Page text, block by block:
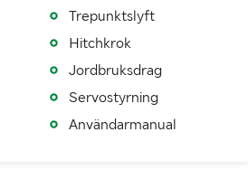
Trepunktslyft
Hitchkrok
Jordbruksdrag
Servostyrning
Användarmanual